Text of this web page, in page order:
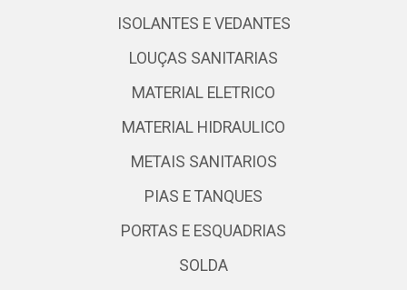
ISOLANTES E VEDANTES
LOUÇAS SANITARIAS
MATERIAL ELETRICO
MATERIAL HIDRAULICO
METAIS SANITARIOS
PIAS E TANQUES
PORTAS E ESQUADRIAS
SOLDA